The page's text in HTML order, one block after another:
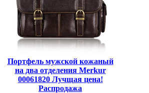
Портфель мужской кожаный
на два отделения Merkur
00061820 Лучщая цена!
Распродажа